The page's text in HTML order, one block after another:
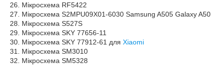
26. Мікросхема RF5422
27. Мікросхема S2MPU09X01-6030 Samsung A505 Galaxy A50
28. Мікросхема S527S
29. Мікросхема SKY 77656-11
30. Мікросхема SKY 77912-61 для Xiaomi
31. Мікросхема SM3010
32. Мікросхема SM5328